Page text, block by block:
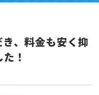
、料金も安く抑
！